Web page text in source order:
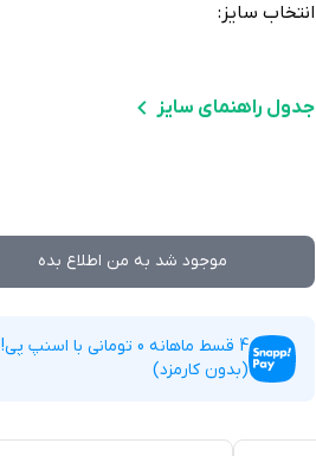
انتخاب سایز:
جدول راهنمای سایز
موجود شد به من اطلاع بده
4 قسط ماهانه 0 تومانی با اسنپ پی!
(بدون کارمزد)